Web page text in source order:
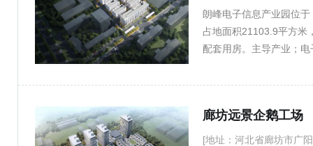
朗峰电子信息产业园位
占地面积21103.9平方米
配套用房。主导产业；
廊坊远景企鹅工场
[地址：河北省廊坊市广